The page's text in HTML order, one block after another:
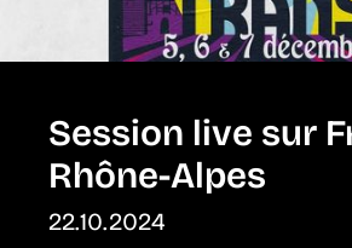
Session live sur
Rhône-Alpes
22.10.2024